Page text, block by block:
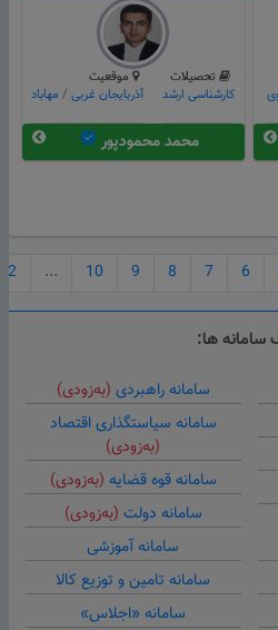
تحصیلات
کارشناسی ارشد
موقعیت
آذربایجان غربی/ مهاباد
محمد محمودپور
6
7
8
9
10
...
22
سامانه ها:
سامانه راهبردی (به‌زودی)
سامانه سیاستگذاری اقتصاد
(به‌زودی)
سامانه قوه قضایه (به‌زودی)
سامانه دولت (به‌زودی)
سامانه آموزشی
سامانه تامین و توزیع کالا
سامانه «اجلاس»